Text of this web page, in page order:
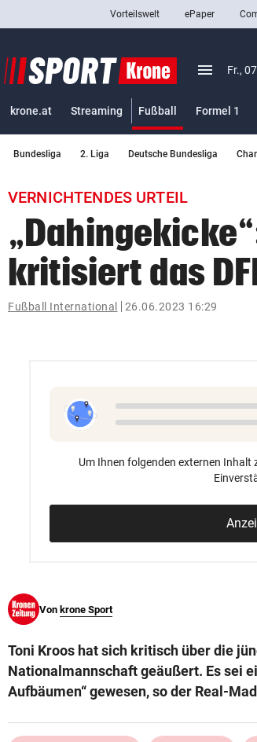
close
Abonnieren
bookmark
search
Suchbegriff
eingeben
Vorteilswelt ePaper
menu Menü
Fr.,
krone.at Streaming Fußball
Formel 1
Bundesliga 2. Liga Deutsche Bundesliga
VERNICHTENDES URTEIL
kritisiert das
Fußball International 26.06.2023 16:29
Um Ihnen folgenden externen
Von krone Sport
Toni Kroos hat sich kritisch über die
Nationalmannschaft geäußert. Es sei
Aufbäumen“ gewesen, so der Real-